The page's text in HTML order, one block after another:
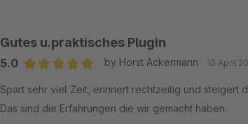
Gutes u.praktisches Plugin
5.0
by Horst Ackermann 13 April
Spart sehr viel Zeit, erinnert rechtzeitig und steigert
Das sind die Erfahrungen die wir gemacht haben.